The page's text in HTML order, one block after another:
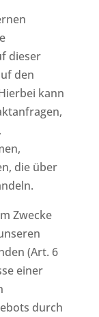
dieser
den
kann
die über
Zwecke
(Art. 6
einer
durch